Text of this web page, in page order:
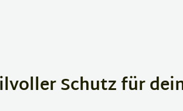
Schutz für